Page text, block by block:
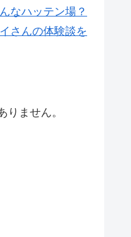
なハッテン場？
さんの体験談を
りません。